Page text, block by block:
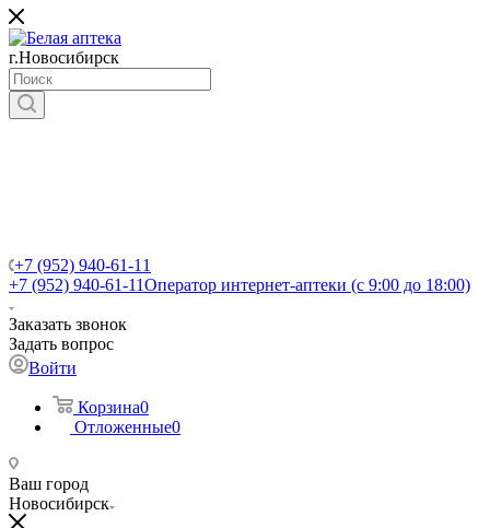
г.Новосибирск
+7 (952) 940-61-11
+7 (952) 940-61-11Оператор интернет-аптеки (с 9:00 до 18:00)
Заказать звонок
Задать вопрос
Войти
Корзина0
Отложенные0
Ваш город
Новосибирск